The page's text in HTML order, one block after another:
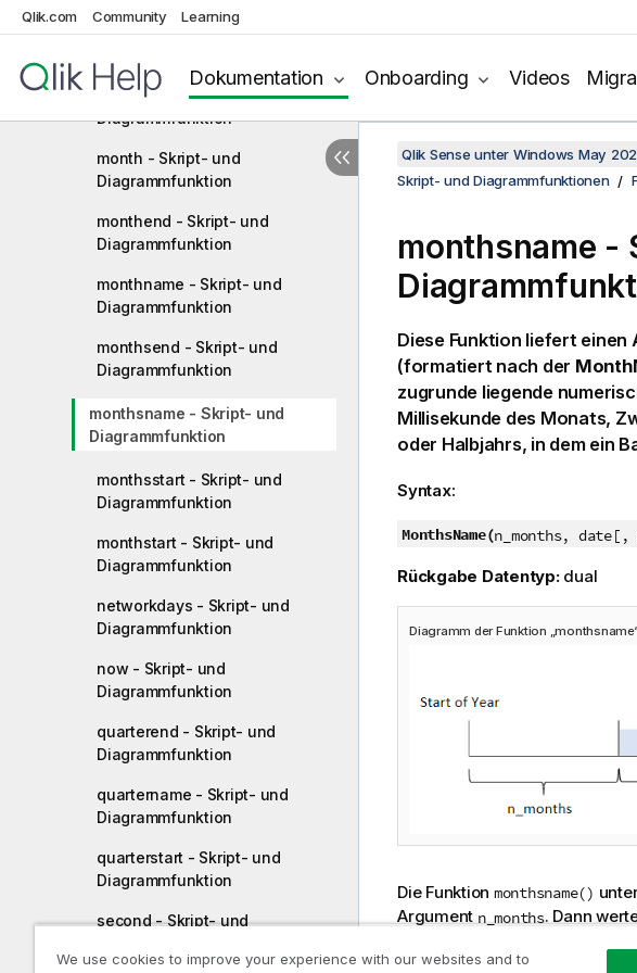
Qlik.com Community Learning
Dokumentation Onboarding Videos
makeweekdate - Skript- und
minute - Skript- und
Diagrammfunktion
month - Skript- und
Diagrammfunktion
monthend - Skript- und
Diagrammfunktion
monthname - Skript- und
Diagrammfunktion
monthsend - Skript- und
Diagrammfunktion
monthsname - Skript- und
Diagrammfunktion
monthsstart - Skript- und
Diagrammfunktion
monthstart - Skript- und
Diagrammfunktion
networkdays - Skript- und
Diagrammfunktion
now - Skript- und
Diagrammfunktion
quarterend - Skript- und
Diagrammfunktion
quartername - Skript- und
Diagrammfunktion
quarterstart - Skript- und
Diagrammfunktion
second - Skript- und
Qlik Sense unter Windows May
Skript- und Diagrammfunktionen
monthsname -
Diese Funktion liefert
(formatiert nach der
zugrunde liegende
Millisekunde des Monats,
oder Halbjahrs, in dem ein
Syntax:
MonthsName(n_months,
Rückgabe Datentyp: dual
Diagramm der Funktion
Die Funktion monthsname()
Argument n_months. Dann
gehört, und gibt die Namen
zurück. Die Funktion bietet
We use cookies to improve your experience with our websites and to